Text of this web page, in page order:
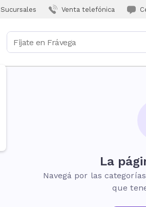
Sucursales Venta telefónica
La
Navegá por las
que